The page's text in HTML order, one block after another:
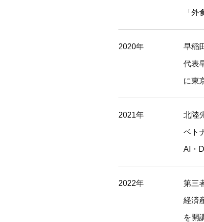
「
2020年 早稲
代表
に東
2021年 北陸
ベト
AI・
2022年 第三
経済
を開